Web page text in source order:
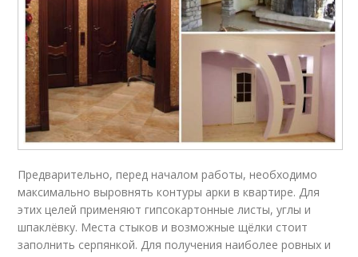
Предварительно, перед началом работы, необходимо
максимально выровнять контуры арки в квартире. Для
этих целей применяют гипсокартонные листы, углы и
шпаклёвку. Места стыков и возможные щёлки стоит
заполнить серпянкой. Для получения наиболее ровных и